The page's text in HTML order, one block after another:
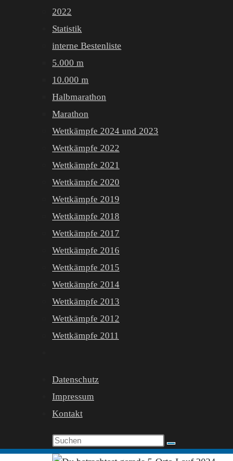
2022
Statistik
interne Bestenliste
5.000 m
10.000 m
Halbmarathon
Marathon
Wettkämpfe 2024 und 2023
Wettkämpfe 2022
Wettkämpfe 2021
Wettkämpfe 2020
Wettkämpfe 2019
Wettkämpfe 2018
Wettkämpfe 2017
Wettkämpfe 2016
Wettkämpfe 2015
Wettkämpfe 2014
Wettkämpfe 2013
Wettkämpfe 2012
Wettkämpfe 2011
umschalten
Datenschutz
Impressum
Kontakt